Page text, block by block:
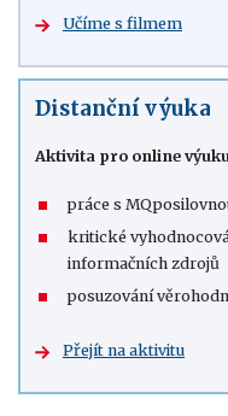
Učíme s filmem
Distanční výuka
Aktivita pro online
práce s
kritické
informačních zdrojů
posuzování
Přejít na aktivitu